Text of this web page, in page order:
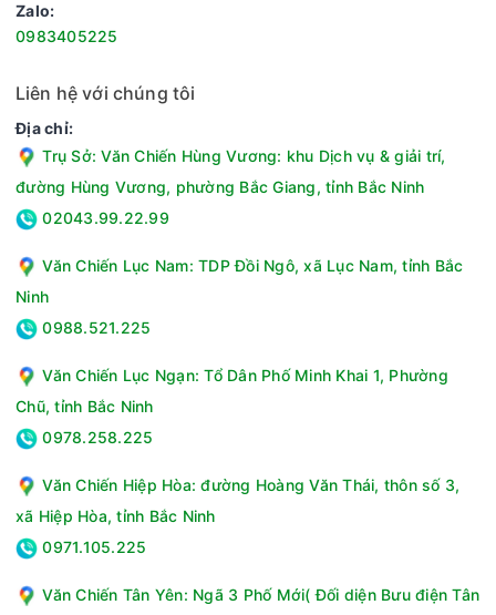
Tóm lại, tủ đông Sanaky VH- 4099W2KD là một chiếc tủ đông
đáp ứng đủ những nhu cầu sử dụng của người dung: tiện lợi,
dễ sử dụng nhờ thiết kế 1 ngăn đông, 1 ngăn mát, 2 nắp đỡ,
thoải mái dự trữ thực phẩm với dung tích sử dụng 280 lít, làm
lạnh nhanh, bền bỉ với dàn lạnh bằng đồng nguyên chất, tiết
sang trọng, đẳng cấp với cánh tủ bằng kính cường lực, dễ
dàng vệ sinh nhờ mặt kính phẳng và nhiều tiện ích nổi bật
khác.
Dung tích tổng:280 lít
Dung tích sử dụng:280 lít - Ngăn mát Hãng không công bố
Công suất tiêu thụ theo TCVN:1.24 kWh/ngày
Zalo:
0983405225
Liên hệ với chúng tôi
Địa chỉ:
Trụ Sở: Văn Chiến Hùng Vương: khu Dịch vụ & giải trí,
đường Hùng Vương, phường Bắc Giang, tỉnh Bắc Ninh
02043.99.22.99
Văn Chiến Lục Nam: TDP Đồi Ngô, xã Lục Nam, tỉnh Bắc
Ninh
0988.521.225
Văn Chiến Lục Ngạn: Tổ Dân Phố Minh Khai 1, Phường
Chũ, tỉnh Bắc Ninh
0978.258.225
Văn Chiến Hiệp Hòa: đường Hoàng Văn Thái, thôn số 3,
xã Hiệp Hòa, tỉnh Bắc Ninh
0971.105.225
Văn Chiến Tân Yên: Ngã 3 Phố Mới( Đối diện Bưu điện Tân